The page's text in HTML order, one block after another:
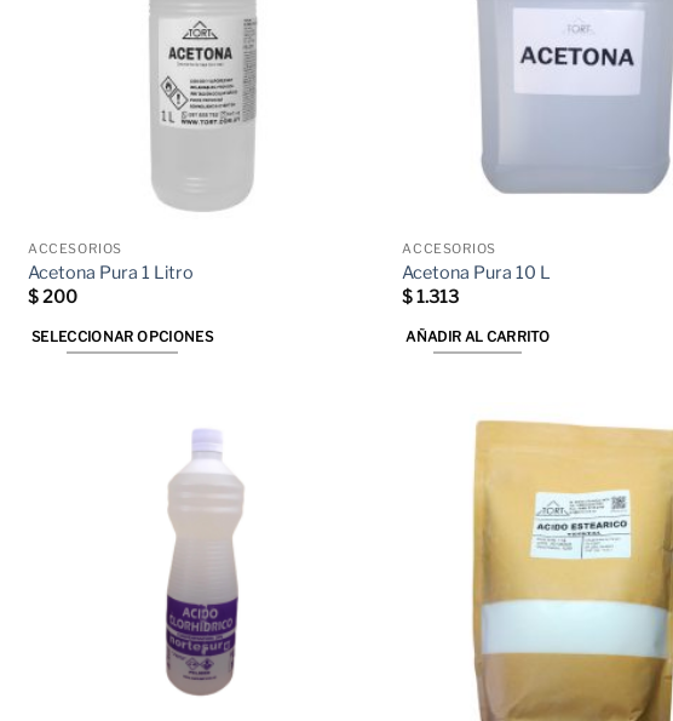
ACCESORIOS
Acetona Pura 1 Litro
$200
SELECCIONAR OPCIONES
ACCESORIOS
Acetona Pura 10 L
$1.313
AÑADIR AL CARRITO